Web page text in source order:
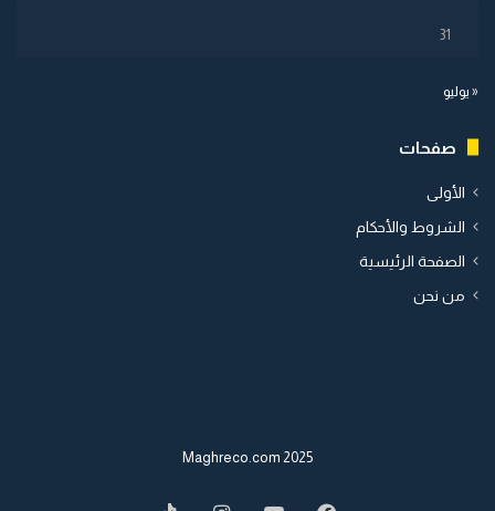
31
« يوليو
صفحات
الأولى
الشروط والأحكام
الصفحة الرئيسية
من نحن
2025 Maghreco.com